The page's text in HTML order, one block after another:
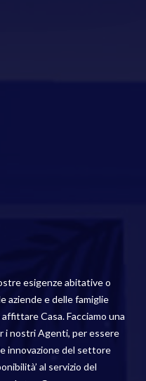
esigenze abitative o
aziende e delle famiglie
Casa. Facciamo una
i nostri Agenti, per essere
innovazione del settore
al servizio del